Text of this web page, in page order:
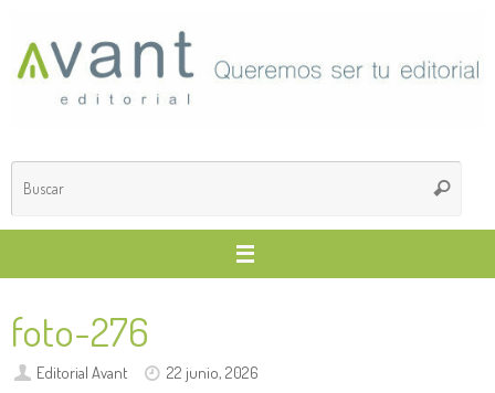
contenido
Buscar
foto-276
Editorial Avant
22 junio, 2026